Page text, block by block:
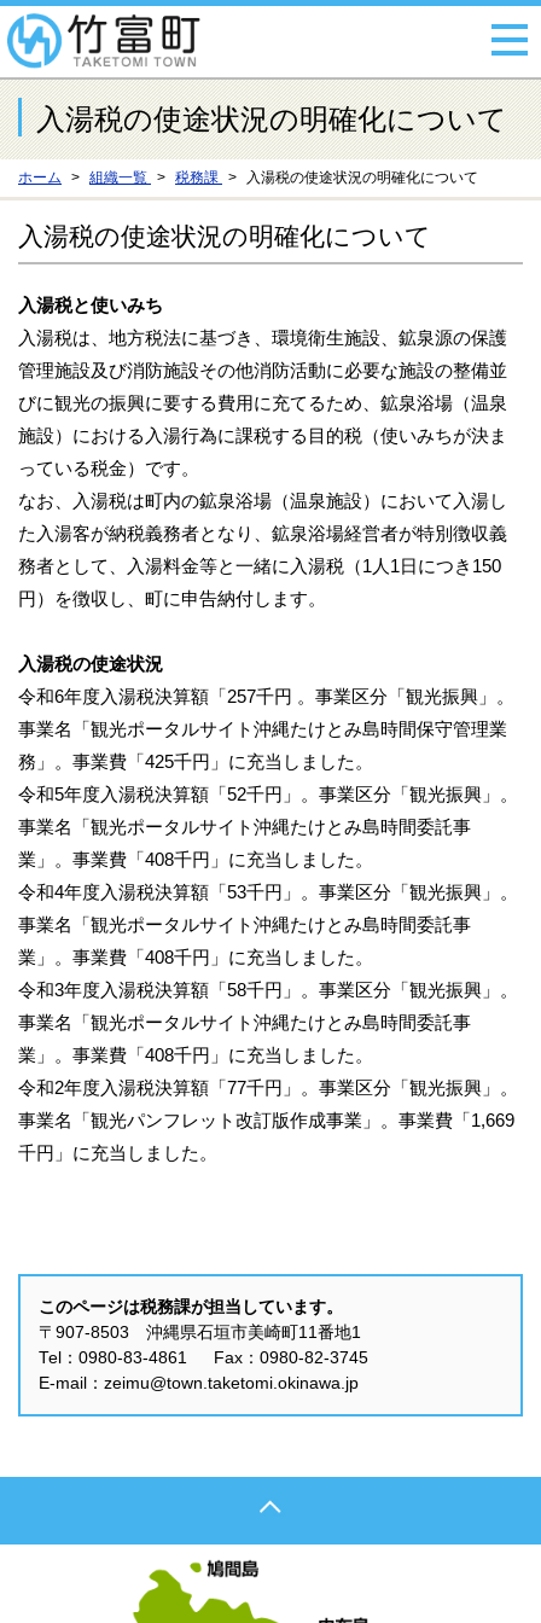
入湯税の使途状況の明確化について
ホーム 組織一覧 税務課 入湯税の使途状況の明確化について
入湯税の使途状況の明確化について
入湯税と使いみち
入湯税は、地方税法に基づき、環境衛生施設、鉱泉源の保護
管理施設及び消防施設その他消防活動に必要な施設の整備並
びに観光の振興に要する費用に充てるため、鉱泉浴場（温泉
施設）における入湯行為に課税する目的税（使いみちが決ま
っている税金）です。
なお、入湯税は町内の鉱泉浴場（温泉施設）において入湯し
た入湯客が納税義務者となり、鉱泉浴場経営者が特別徴収義
務者として、入湯料金等と一緒に入湯税（1人1日につき150
円）を徴収し、町に申告納付します。
入湯税の使途状況
令和6年度入湯税決算額「257千円 。事業区分「観光振興」。
事業名「観光ポータルサイト沖縄たけとみ島時間保守管理業
務」。事業費「425千円」に充当しました。
令和5年度入湯税決算額「52千円」。事業区分「観光振興」。
事業名「観光ポータルサイト沖縄たけとみ島時間委託事
業」。事業費「408千円」に充当しました。
令和4年度入湯税決算額「53千円」。事業区分「観光振興」。
事業名「観光ポータルサイト沖縄たけとみ島時間委託事
業」。事業費「408千円」に充当しました。
令和3年度入湯税決算額「58千円」。事業区分「観光振興」。
事業名「観光ポータルサイト沖縄たけとみ島時間委託事
業」。事業費「408千円」に充当しました。
令和2年度入湯税決算額「77千円」。事業区分「観光振興」。
事業名「観光パンフレット改訂版作成事業」。事業費「1,669
千円」に充当しました。
このページは税務課が担当しています。
〒907-8503 沖縄県石垣市美崎町11番地1
Tel：0980-83-4861 Fax：0980-82-3745
E-mail：zeimu@town.taketomi.okinawa.jp